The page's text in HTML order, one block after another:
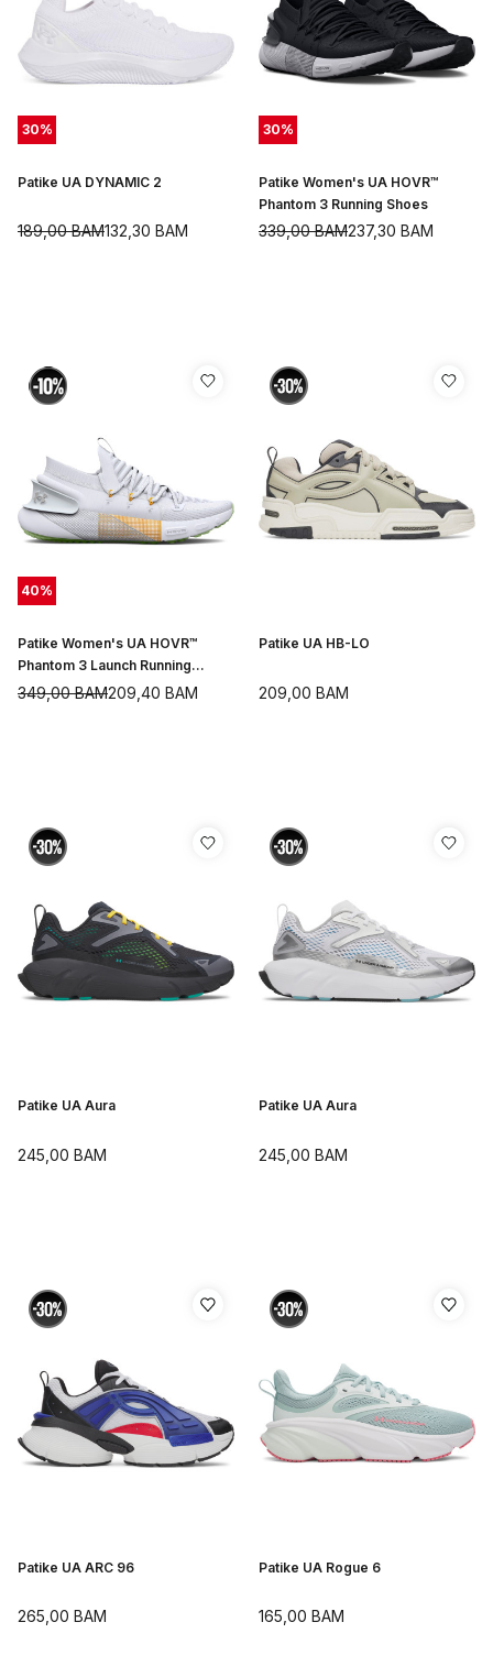
30%
Patike UA DYNAMIC 2
132,30 BAM
189,00BAM
30%
Patike Women's UA HOVR™
Phantom 3 Running Shoes
237,30 BAM
339,00BAM
40%
Patike Women's UA HOVR™
Phantom 3 Launch Running
Shoes
209,40 BAM
349,00BAM
Patike UA HB-LO
209,00 BAM
Patike UA Aura
245,00 BAM
Patike UA Aura
245,00 BAM
Patike UA ARC 96
265,00 BAM
Patike UA Rogue 6
165,00 BAM